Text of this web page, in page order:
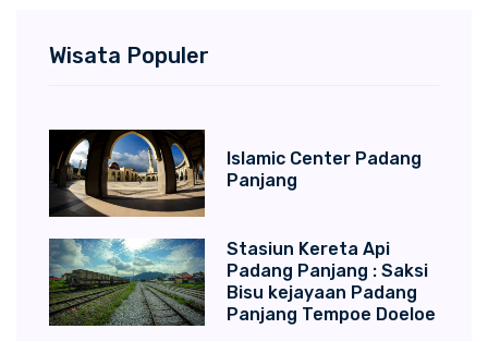
Wisata Populer
Islamic Center Padang
Panjang
Stasiun Kereta Api
Padang Panjang : Saksi
Bisu kejayaan Padang
Panjang Tempoe Doeloe